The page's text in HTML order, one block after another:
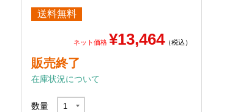
送料無料
ネット価格 ¥13,464（税込）
販売終了
在庫状況について
数量